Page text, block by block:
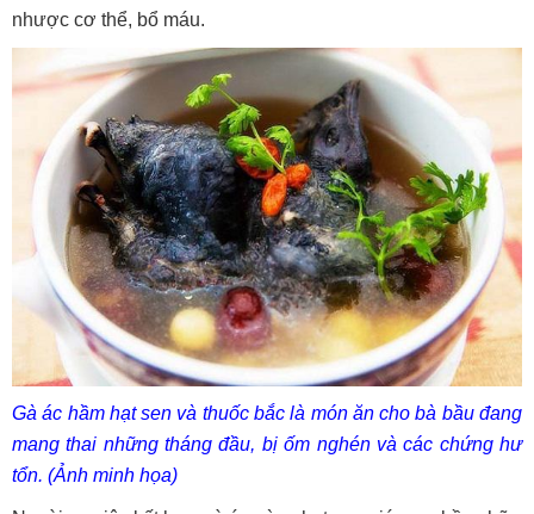
nhược cơ thể, bổ máu.
Gà ác hầm hạt sen và thuốc bắc là món ăn cho bà bầu đang
mang thai những tháng đầu, bị ốm nghén và các chứng hư
tổn. (Ảnh minh họa)